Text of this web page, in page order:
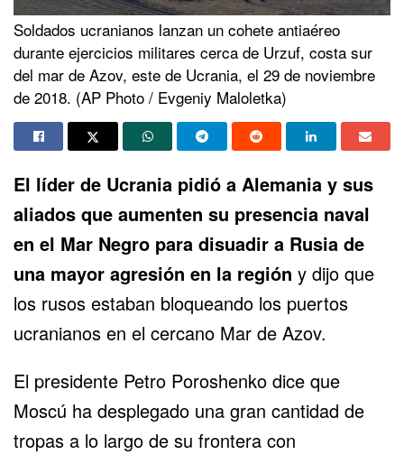
Soldados ucranianos lanzan un cohete antiaéreo
durante ejercicios militares cerca de Urzuf, costa sur
del mar de Azov, este de Ucrania, el 29 de noviembre
de 2018. (AP Photo / Evgeniy Maloletka)
El líder de Ucrania pidió a Alemania y sus
aliados que aumenten su presencia naval
en el Mar Negro para disuadir a Rusia de
una mayor agresión en la región y dijo que
los rusos estaban bloqueando los puertos
ucranianos en el cercano Mar de Azov.
El presidente Petro Poroshenko dice que
Moscú ha desplegado una gran cantidad de
tropas a lo largo de su frontera con